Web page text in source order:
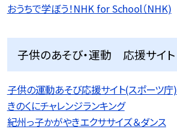
おうちで学ぼう！NHK for School（NHK)
子供のあそび・運動 応援サイト
子供の運動あそび応援サイト(スポーツ庁)
きのくにチャレンジランキング
紀州っ子かがやきエクササイズ＆ダンス